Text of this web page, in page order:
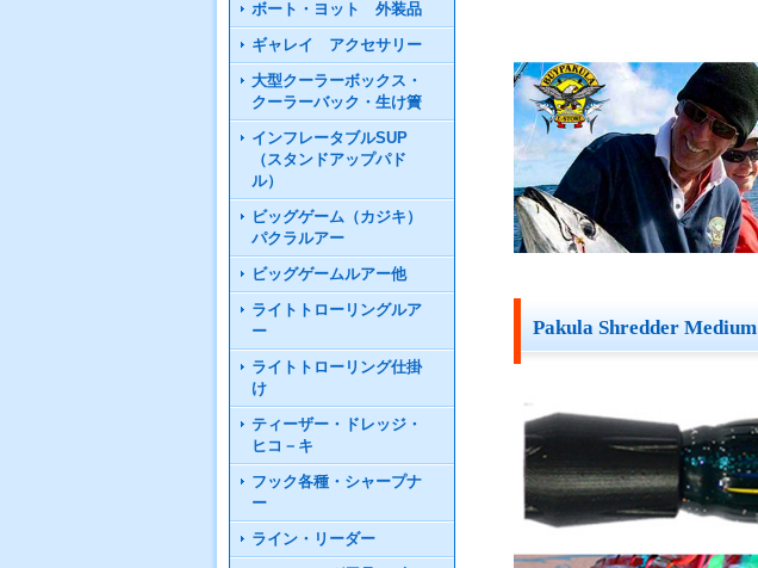
ボート・ヨット 外装品
ギャレイ アクセサリー
大型クーラーボックス・
クーラーバック・生け簀
インフレータブルSUP
（スタンドアップパド
ル）
ビッグゲーム（カジキ）
パクラルアー
ビッグゲームルアー他
ライトトローリングルア
ー
ライトトローリング仕掛
け
ティーザー・ドレッジ・
ヒコ－キ
フック各種・シャープナ
ー
ライン・リーダー
Pakula Shredder Medium